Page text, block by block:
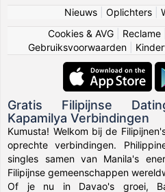
Nieuws| Oplichters|
Cookies & AVG
Reclame
Gebruiksvoorwaarden
Gratis Filipijnse
Kapamilya Verbindingen
Kumusta! Welkom bij de
oprechte verbindingen.
singles samen van Manila's
Filipijnse gemeenschappen
Of je nu in Davao's groei,